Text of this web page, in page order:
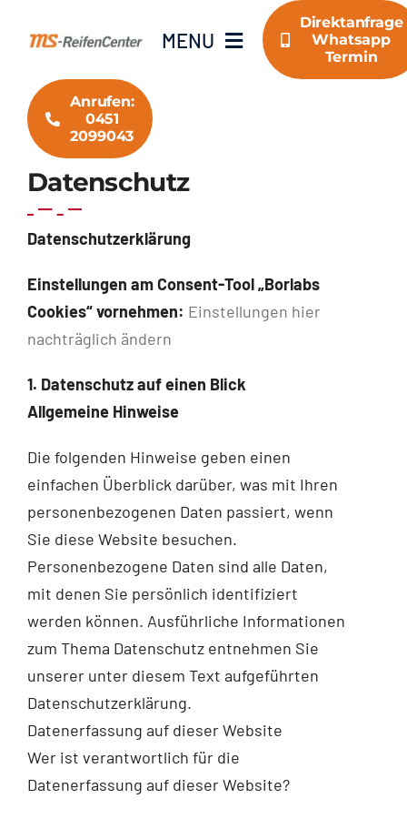
Inhalt
MENU
Home
Über uns
Kontakte
Direktanfrage
Whatsapp
Termin
Anrufen:
0451
2099043
Datenschutz
Datenschutz­erklärung
Einstellungen am Consent-Tool „Borlabs
Cookies“ vornehmen: Einstellungen hier
nachträglich ändern
1. Datenschutz auf einen Blick
Allgemeine Hinweise
Die folgenden Hinweise geben einen
einfachen Überblick darüber, was mit Ihren
personenbezogenen Daten passiert, wenn
Sie diese Website besuchen.
Personenbezogene Daten sind alle Daten,
mit denen Sie persönlich identifiziert
werden können. Ausführliche Informationen
zum Thema Datenschutz entnehmen Sie
unserer unter diesem Text aufgeführten
Datenschutzerklärung.
Datenerfassung auf dieser Website
Wer ist verantwortlich für die
Datenerfassung auf dieser Website?